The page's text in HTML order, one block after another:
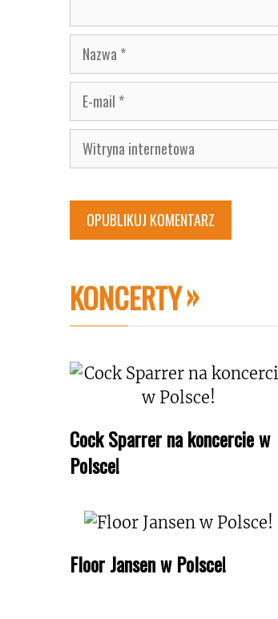
Nazwa
E-
mail
Witryna
internetowa
KONCERTY
Cock Sparrer na koncercie w
Polsce!
Floor Jansen w Polsce!